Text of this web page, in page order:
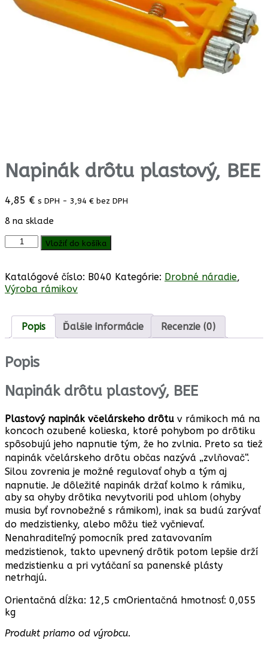
Napinák drôtu plastový, BEE
4,85 € s DPH - 3,94 € bez DPH
8 na sklade
množstvo
plastový,
BEE
Vložiť do košíka
Katalógové číslo: B040 Kategórie: Drobné náradie,
Výroba rámikov
Popis Ďalšie informácie Recenzie (0)
Popis
Napinák drôtu plastový, BEE
Plastový napinák včelárskeho drôtu v rámikoch má na
koncoch ozubené kolieska, ktoré pohybom po drôtiku
spôsobujú jeho napnutie tým, že ho zvlnia. Preto sa tiež
napinák včelárskeho drôtu občas nazývá „zvlňovač“.
Silou zovrenia je možné regulovať ohyb a tým aj
napnutie. Je dôležité napinák držať kolmo k rámiku,
aby sa ohyby drôtika nevytvorili pod uhlom (ohyby
musia byť rovnobežné s rámikom), inak sa budú zarývať
do medzistienky, alebo môžu tiež vyčnievať.
Nenahraditeľný pomocník pred zatavovaním
medzistienok, takto upevnený drôtik potom lepšie drží
medzistienku a pri vytáčaní sa panenské plásty
netrhajú.
Orientačná dĺžka: 12,5 cmOrientačná hmotnosť: 0,055
kg
Produkt priamo od výrobcu.